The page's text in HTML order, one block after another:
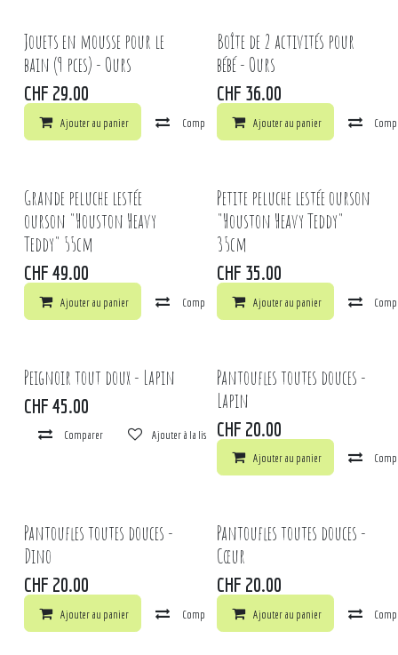
Jouets en mousse pour le
bain (9 pces) - Ours
CHF 29.00
Ajouter au panier Comparer Ajouter à la liste de souhaits
Boîte de 2 activités pour
bébé - Ours
CHF 36.00
Ajouter au panier
Grande peluche lestée
ourson "Houston Heavy
Teddy" 55cm
CHF 49.00
Ajouter au panier Comparer Ajouter à la liste de souhaits
Petite peluche lestée ourson
"Houston Heavy Teddy"
35cm
CHF 35.00
Ajouter au panier
Peignoir tout doux - Lapin
CHF 45.00
Comparer Ajouter à la liste de souhaits
Pantoufles toutes douces -
Lapin
CHF 20.00
Ajouter au panier
Pantoufles toutes douces -
Dino
CHF 20.00
Ajouter au panier Comparer Ajouter à la liste de souhaits
Pantoufles toutes douces -
Cœur
CHF 20.00
Ajouter au panier